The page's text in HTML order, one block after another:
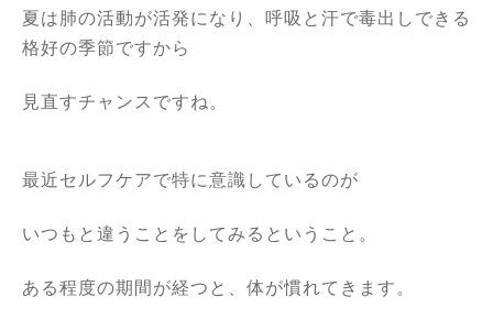
夏は肺の活動が活発になり、呼吸と汗で毒出しできる
格好の季節ですから
見直すチャンスですね。
最近セルフケアで特に意識しているのが
いつもと違うことをしてみるということ。
ある程度の期間が経つと、体が慣れてきます。